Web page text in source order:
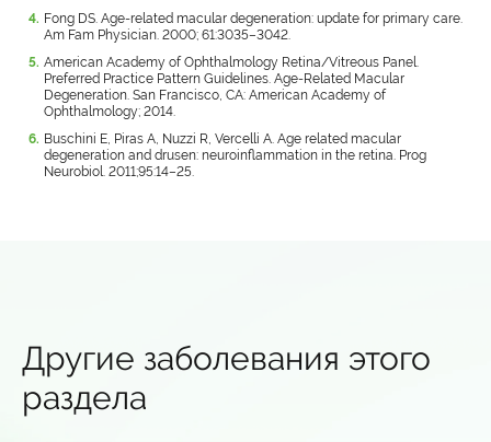
Fong DS. Age-related macular degeneration: update for primary care.
Am Fam Physician. 2000; 61:3035–3042.
American Academy of Ophthalmology Retina/Vitreous Panel.
Preferred Practice Pattern Guidelines. Age-Related Macular
Degeneration. San Francisco, CA: American Academy of
Ophthalmology; 2014.
Buschini E, Piras A, Nuzzi R, Vercelli A. Age related macular
degeneration and drusen: neuroinflammation in the retina. Prog
Neurobiol. 2011;95:14–25.
Другие заболевания этого
раздела